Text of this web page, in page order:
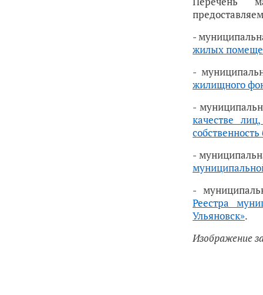
-
жилых
-
жилищного
-
качестве
-
-
Реестра
Ульяновск».
Изображение